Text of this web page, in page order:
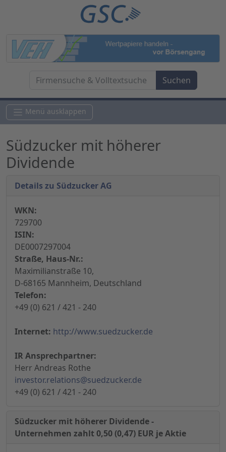
Menü ausklappen
Südzucker mit höherer
Dividende
Details zu Südzucker AG
WKN:
729700
ISIN:
DE0007297004
Straße, Haus-Nr.:
Maximilianstraße 10,
D-68165 Mannheim, Deutschland
Telefon:
+49 (0) 621 / 421 - 240
Internet: http://www.suedzucker.de
IR Ansprechpartner:
Herr Andreas Rothe
investor.relations@suedzucker.de
+49 (0) 621 / 421 - 240
Südzucker mit höherer Dividende -
Unternehmen zahlt 0,50 (0,47) EUR je Aktie